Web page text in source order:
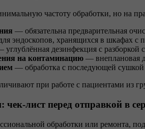
частоту обработки, но на
— обязательна предварительная
эндоскопов, хранящихся в шкафах с
углублённая дезинфекция с разборкой
на контаминацию — внеплановая
— обработка с последующей
при работе с пациентами
лист перед отправкой в
обработки или ремонта,